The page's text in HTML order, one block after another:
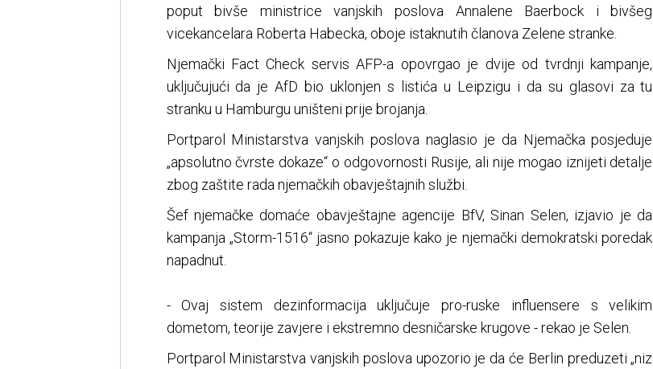
poput bivše ministrice vanjskih poslova Annalene Baerbock i bivšeg
vicekancelara Roberta Habecka, oboje istaknutih članova Zelene stranke.
Njemački Fact Check servis AFP-a opovrgao je dvije od tvrdnji kampanje,
uključujući da je AfD bio uklonjen s listića u Leipzigu i da su glasovi za tu
stranku u Hamburgu uništeni prije brojanja.
Portparol Ministarstva vanjskih poslova naglasio je da Njemačka posjeduje
„apsolutno čvrste dokaze“ o odgovornosti Rusije, ali nije mogao iznijeti detalje
zbog zaštite rada njemačkih obavještajnih službi.
Šef njemačke domaće obavještajne agencije BfV, Sinan Selen, izjavio je da
kampanja „Storm-1516“ jasno pokazuje kako je njemački demokratski poredak
napadnut.
- Ovaj sistem dezinformacija uključuje pro-ruske influensere s velikim
dometom, teorije zavjere i ekstremno desničarske krugove - rekao je Selen.
Portparol Ministarstva vanjskih poslova upozorio je da će Berlin preduzeti „niz